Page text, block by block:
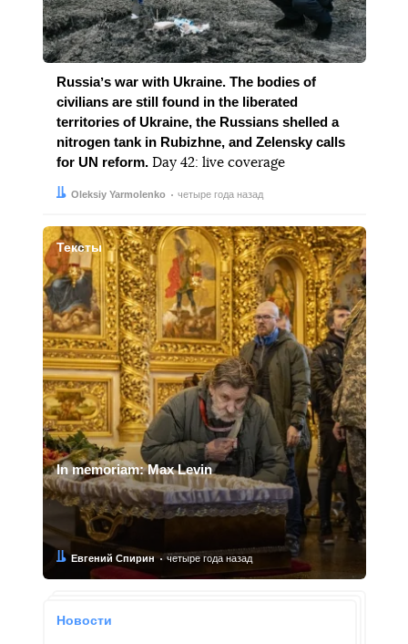
Russiaʼs war with Ukraine. The bodies of
civilians are still found in the liberated
territories of Ukraine, the Russians shelled a
nitrogen tank in Rubizhne, and Zelensky calls
for UN reform. Day 42: live coverage
Автор:
Oleksiy Yarmolenko
Дата: четыре года назад
Тексты
In memoriam: Max Levin
Автор:
Евгений Спирин
Дата: четыре года назад
Новости